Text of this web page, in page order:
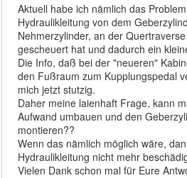
Aktuell habe ich nämlich das
Hydraulikleitung von dem
Nehmerzylinder, an der
gescheuert hat und dadurch ein
Die Info, daß bei der "neueren"
den Fußraum zum Kupplungspedal
mich jetzt stutzig.
Daher meine laienhaft Frage, kann
Aufwand umbauen und den
montieren??
Wenn das nämlich möglich wäre,
Hydraulikleitung nicht mehr
Vielen Dank schon mal für Eure